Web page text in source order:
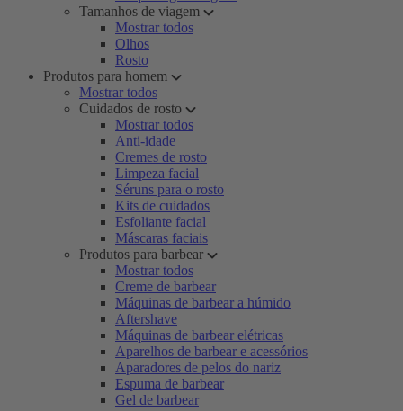
Tamanhos de viagem
Mostrar todos
Olhos
Rosto
Produtos para homem
Mostrar todos
Cuidados de rosto
Mostrar todos
Anti-idade
Cremes de rosto
Limpeza facial
Séruns para o rosto
Kits de cuidados
Esfoliante facial
Máscaras faciais
Produtos para barbear
Mostrar todos
Creme de barbear
Máquinas de barbear a húmido
Aftershave
Máquinas de barbear elétricas
Aparelhos de barbear e acessórios
Aparadores de pelos do nariz
Espuma de barbear
Gel de barbear